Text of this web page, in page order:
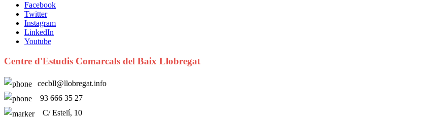
Facebook
Twitter
Instagram
LinkedIn
Youtube
Centre d'Estudis Comarcals del Baix Llobregat
cecbll@llobregat.info
93 666 35 27
C/ Estelí, 10